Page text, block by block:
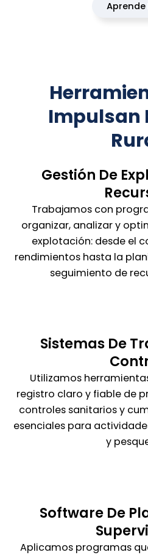
Aprende
Impulsan
Gestión De
Trabajamos con
organizar, analizar y
explotación: desde el
rendimientos hasta la
seguimiento de
Sistemas De
Utilizamos
registro claro y fiable de
controles sanitarios y
esenciales para
y
Software De
Aplicamos programas